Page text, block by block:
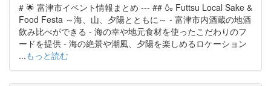
# 🌟 富津市イベント情報まとめ --- ## 🍶 Futtsu Local Sake &
Food Festa ～海、山、夕陽とともに～ - 富津市内酒蔵の地酒
飲み比べができる - 海の幸や地元食材を使ったこだわりのフ
ードを提供 - 海の絶景や潮風、夕陽を楽しめるロケーション
...もっと読む